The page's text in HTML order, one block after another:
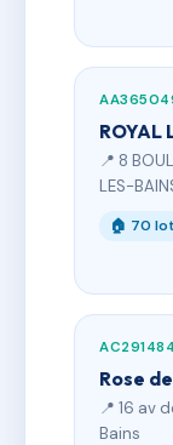
ROYAL
📍 8
LES-
🏠 70
Rose
📍 16 av
Bains